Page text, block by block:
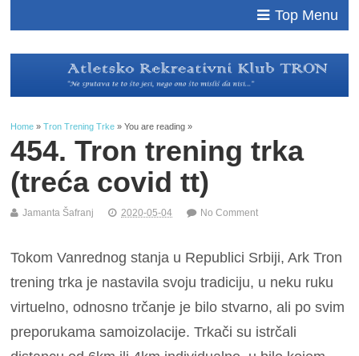
Top Menu
Home »Tron Trening Trke » You are reading »
454. Tron trening trka
(treća covid tt)
Jamanta Šafranj 2020-05-04 No Comment
Tokom Vanrednog stanja u Republici Srbiji, Ark Tron
trening trka je nastavila svoju tradiciju, u neku ruku
virtuelno, odnosno trčanje je bilo stvarno, ali po svim
preporukama samoizolacije. Trkači su istrčali